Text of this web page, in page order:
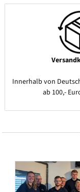
Innerhalb von
ab 100,-